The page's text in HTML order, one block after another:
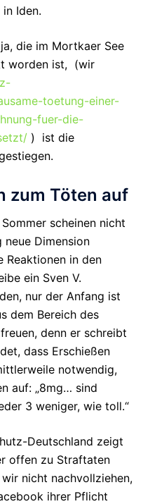
Iden.
die im Mortkaer See
worden ist, (wir
toetung-einer-
fuer-die-
) ist die
zum Töten auf
scheinen nicht
neue Dimension
Reaktionen in den
ein Sven V.
nur der Anfang ist
dem Bereich des
denn er schreibt
dass Erschießen
notwendig,
auf: „8mg… sind
3 weniger, wie toll.“
Deutschland zeigt
offen zu Straftaten
nicht nachvollziehen,
ihrer Pflicht